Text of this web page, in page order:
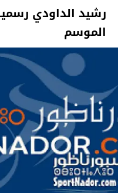
رشيد الداودي
الموسم